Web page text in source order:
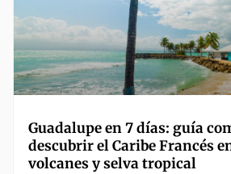
Guadalupe en 7 días: guía
descubrir el Caribe Francés
volcanes y selva tropical